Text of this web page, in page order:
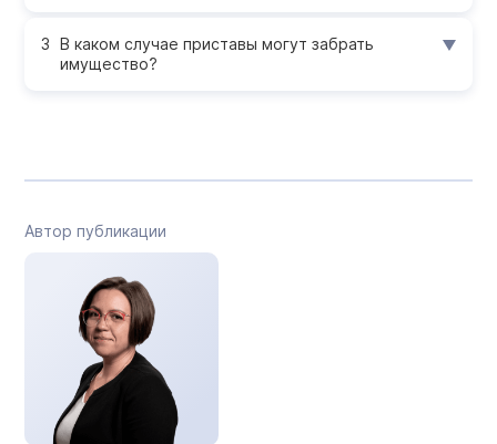
В каком случае приставы могут забрать
имущество?
Автор публикации